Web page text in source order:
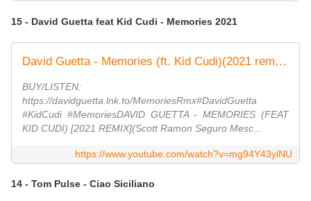
15 - David Guetta feat Kid Cudi - Memories 2021
David Guetta - Memories (ft. Kid Cudi)(2021 remix) [visualizer]
BUY/LISTEN:
https://davidguetta.lnk.to/MemoriesRmx#DavidGuetta
#KidCudi #MemoriesDAVID GUETTA - MEMORIES (FEAT
KID CUDI) [2021 REMIX](Scott Ramon Seguro Mesc...
https://www.youtube.com/watch?v=mg94Y43yiNU
14 - Tom Pulse - Ciao Siciliano